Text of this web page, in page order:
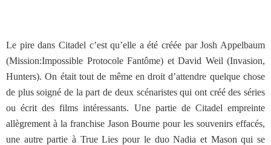
Le pire dans Citadel c’est qu’elle a été créée par Josh Appelbaum
(Mission:Impossible Protocole Fantôme) et David Weil (Invasion,
Hunters). On était tout de même en droit d’attendre quelque chose
de plus soigné de la part de deux scénaristes qui ont créé des séries
ou écrit des films intéressants. Une partie de Citadel empreinte
allègrement à la franchise Jason Bourne pour les souvenirs effacés,
une autre partie à True Lies pour le duo Nadia et Mason qui se